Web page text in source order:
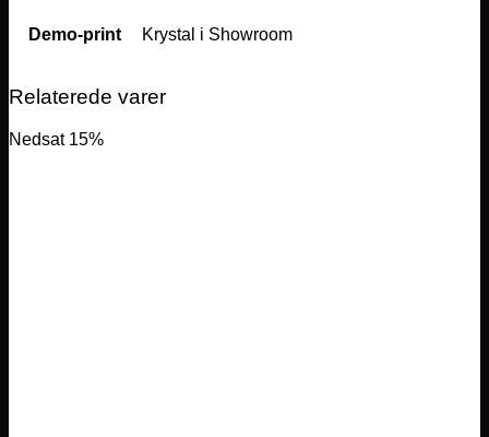
Demo-print Krystal i Showroom
Relaterede varer
Nedsat 15%